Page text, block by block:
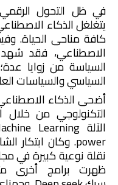
في ظل التحول الرقمي
يتغلغل الذكاء
كافة مناحى الحياة.
الاصطناعي، فقد شهد
السياسة من زوايا
السياسي والسياسات
أضحى الذكاء
التكنولوجي من خلال
الآلةLearning
power. وكان ابتكار
نقلة نوعية كبيرة في
ظهرت برامج أخرى